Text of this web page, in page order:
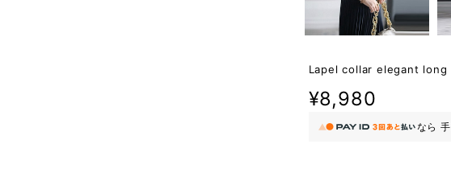
Lapel collar elegant
¥8,980
なら